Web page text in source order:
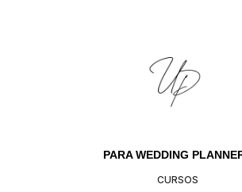
PARA WEDDING
CURSOS